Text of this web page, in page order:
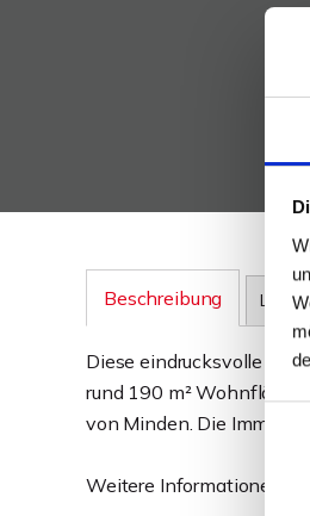
Beschreibung Lage
Diese eindrucksvolle
rund 190 m² Wohnfläche
von Minden. Die
Weitere Informationen,